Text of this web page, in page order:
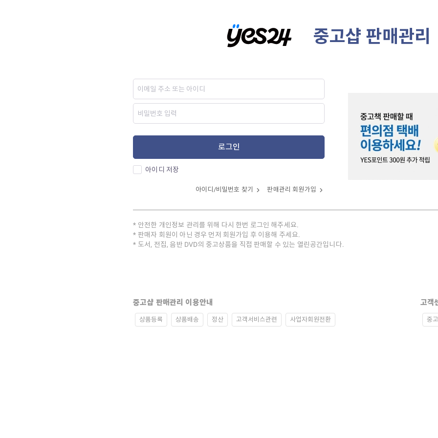
중고샵 판매관리
로그인
아이디 저장
아이디/비밀번호 찾기 판매관리 회원가입
안전한 개인정보 관리를 위해 다시 한번 로그인 해주세요.
판매자 회원이 아닌 경우 먼저 회원가입 후 이용해 주세요.
도서, 전집, 음반 DVD의 중고상품을 직접 판매할 수 있는 열린공간입니다.
중고샵 판매관리 이용안내
상품등록 상품배송 정산 고객서비스관련 사업자회원전환
고객
중